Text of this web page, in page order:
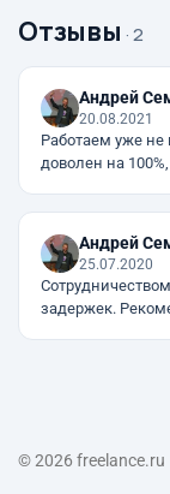
Отзывы · 2
Андрей
20.08.2021
Работаем уже не
доволен на
Андрей
25.07.2020
задержек.
© 2026 freelance.ru